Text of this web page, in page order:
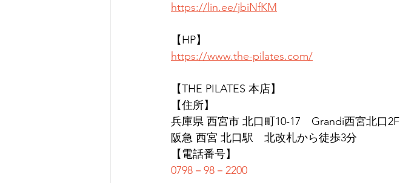
https://lin.ee/jbiNfKM
【HP】
https://www.the-pilates.com/
【THE PILATES 本店】
【住所】
兵庫県 西宮市 北口町10-17　Grandi西宮北口2F
阪急 西宮 北口駅　北改札から徒歩3分
【電話番号】
0798－98－2200